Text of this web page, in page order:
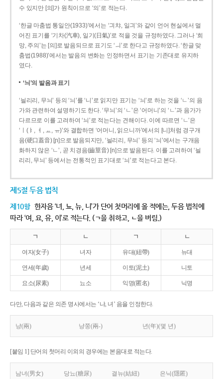
수 있지만 [의]가 원칙이므로 ‘의’로 적는다.
‘한글 마춤법 통일안(1933)’에서는 ‘긔챠, 일긔’와 같이 언어 현실에서 멀
어진 표기를 ‘기차(汽車), 일기(日氣)’로 적을 것을 규정하였다. 그러나 ‘희
망, 주의’는 [의]로 발음되므로 표기도 ‘ㅢ’로 한다고 규정하였다. ‘한글 맞
춤법(1988)’에서는 발음의 변화는 인정하면서 표기는 기존대로 유지하
였다.
‘늬’의 발음과 표기
‘늴리리, 무늬’ 등의 ‘늬’를 ‘니’로 읽지만 표기는 ‘늬’로 하는 것을 ‘ㄴ’의 음
가와 관련하여 설명하기도 한다. ‘무늬’의 ‘ㄴ’은 ‘어머니’의 ‘ㄴ’과 음가가
다르므로 이를 고려하여 ‘늬’로 적는다는 견해이다. 이에 따르면 ‘ㄴ’은
‘ㅣ(ㅑ, ㅕ, ㅛ, ㅠ)’와 결합하면 ‘어머니, 읽으니까’에서의 [니]처럼 경구개
음(硬口蓋音) [ɲ]으로 발음되지만, ‘늴리리, 무늬’ 등의 ‘늬’에서는 구개음
화하지 않은 ‘ㄴ’, 곧 치경음(齒莖音) [n]으로 발음된다. 이를 고려하여 ‘늴
리리, 무늬’ 등에서는 전통적인 표기대로 ‘늬’로 적는다고 본다.
제5절 두음 법칙
제10항 한자음 ‘녀, 뇨, 뉴, 니’가 단어 첫머리에 올 적에는, 두음 법칙에
따라 ‘여, 요, 유, 이’로 적는다. (ㄱ을 취하고, ㄴ을 버림.)
ㄱ ㄴ ㄱ ㄴ
여자(女子) 녀자 유대(紐帶) 뉴대
연세(年歲) 년세 이토(泥土) 니토
요소(尿素) 뇨소 익명(匿名) 닉명
다만, 다음과 같은 의존 명사에서는 ‘냐, 녀’ 음을 인정한다.
냥(兩) 냥쭝(兩-) 년(年)(몇 년)
[붙임 1] 단어의 첫머리 이외의 경우에는 본음대로 적는다.
남녀(男女) 당뇨(糖尿) 결뉴(結紐) 은닉(隱匿)